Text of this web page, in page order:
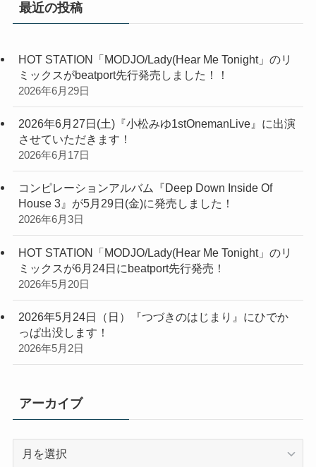
最近の投稿
HOT STATION「MODJO/Lady(Hear Me Tonight」のリ
ミックスがbeatport先行発売しました！！
2026年6月29日
2026年6月27日(土)『小松みゆ1stOnemanLive』に出演
させていただきます！
2026年6月17日
コンピレーションアルバム『Deep Down Inside Of
House 3』が5月29日(金)に発売しました！
2026年6月3日
HOT STATION「MODJO/Lady(Hear Me Tonight」のリ
ミックスが6月24日にbeatport先行発売！
2026年5月20日
2026年5月24日（日）『つづきのはじまり』にひでか
っぱ出没します！
2026年5月2日
アーカイブ